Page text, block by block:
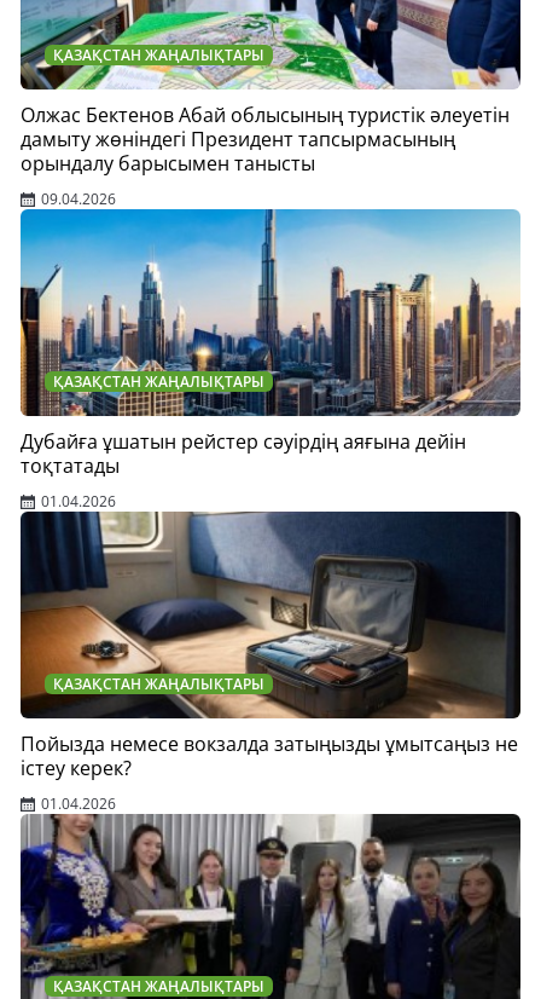
ҚАЗАҚСТАН ЖАҢАЛЫҚТАРЫ
Олжас Бектенов Абай облысының туристік әлеуетін
дамыту жөніндегі Президент тапсырмасының
орындалу барысымен танысты
09.04.2026
ҚАЗАҚСТАН ЖАҢАЛЫҚТАРЫ
Дубайға ұшатын рейстер сәуірдің аяғына дейін
тоқтатады
01.04.2026
ҚАЗАҚСТАН ЖАҢАЛЫҚТАРЫ
Пойызда немесе вокзалда затыңызды ұмытсаңыз не
істеу керек?
01.04.2026
ҚАЗАҚСТАН ЖАҢАЛЫҚТАРЫ